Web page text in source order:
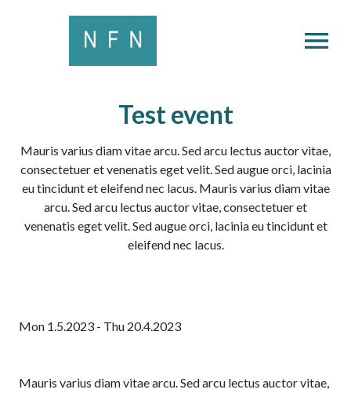
Test event
Mauris varius diam vitae arcu. Sed arcu lectus auctor vitae,
consectetuer et venenatis eget velit. Sed augue orci, lacinia
eu tincidunt et eleifend nec lacus. Mauris varius diam vitae
arcu. Sed arcu lectus auctor vitae, consectetuer et
venenatis eget velit. Sed augue orci, lacinia eu tincidunt et
eleifend nec lacus.
Mon 1.5.2023 - Thu 20.4.2023
Mauris varius diam vitae arcu. Sed arcu lectus auctor vitae,